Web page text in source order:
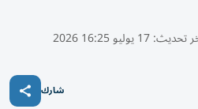
تحديث:17 يوليو 16:25 2026
شارك